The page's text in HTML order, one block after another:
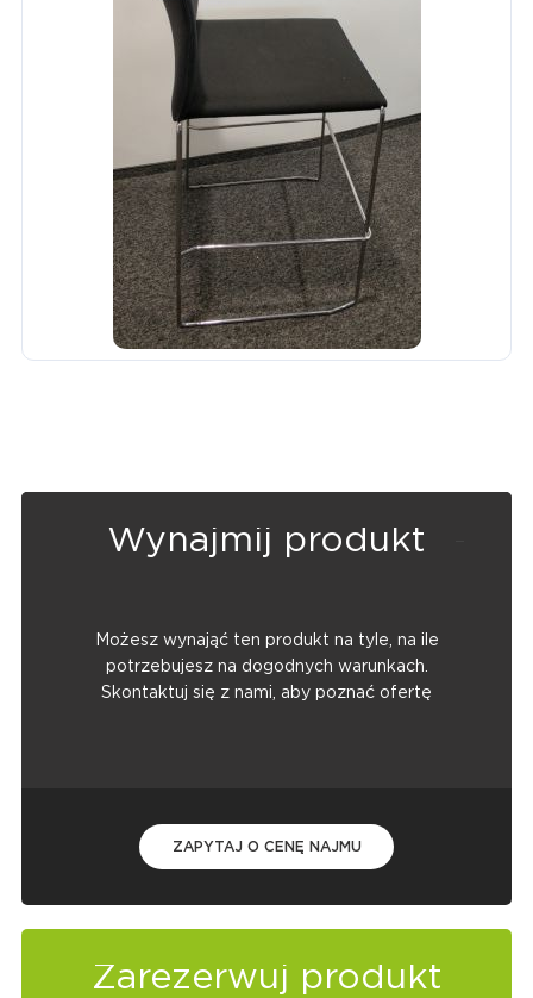
Wynajmij produkt
Możesz wynająć ten produkt na tyle, na ile
potrzebujesz na dogodnych warunkach.
Skontaktuj się z nami, aby poznać ofertę
ZAPYTAJ O CENĘ NAJMU
Zarezerwuj produkt